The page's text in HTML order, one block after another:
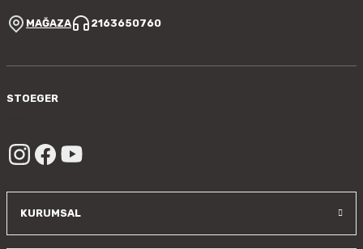
MAĞAZA 2163650760
STOEGER
KURUMSAL